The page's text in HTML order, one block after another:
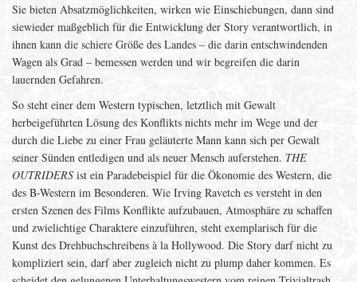
Sie bieten Absatzmöglichkeiten, wirken wie Einschiebungen, dann sind
siewieder maßgeblich für die Entwicklung der Story verantwortlich, in
ihnen kann die schiere Größe des Landes – die darin entschwindenden
Wagen als Grad – bemessen werden und wir begreifen die darin
lauernden Gefahren.
So steht einer dem Western typischen, letztlich mit Gewalt
herbeigeführten Lösung des Konflikts nichts mehr im Wege und der
durch die Liebe zu einer Frau geläuterte Mann kann sich per Gewalt
seiner Sünden entledigen und als neuer Mensch auferstehen. THE
OUTRIDERS ist ein Paradebeispiel für die Ökonomie des Western, die
des B-Western im Besonderen. Wie Irving Ravetch es versteht in den
ersten Szenen des Films Konflikte aufzubauen, Atmosphäre zu schaffen
und zwielichtige Charaktere einzuführen, steht exemplarisch für die
Kunst des Drehbuchschreibens à la Hollywood. Die Story darf nicht zu
kompliziert sein, darf aber zugleich nicht zu plump daher kommen. Es